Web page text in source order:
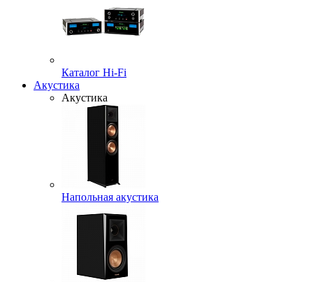
Каталог Hi-Fi
Акустика
Акустика
Напольная акустика